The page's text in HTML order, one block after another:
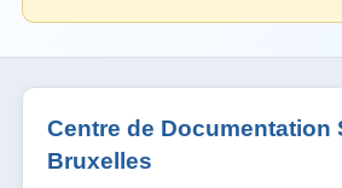
Centre de Documentation
Bruxelles